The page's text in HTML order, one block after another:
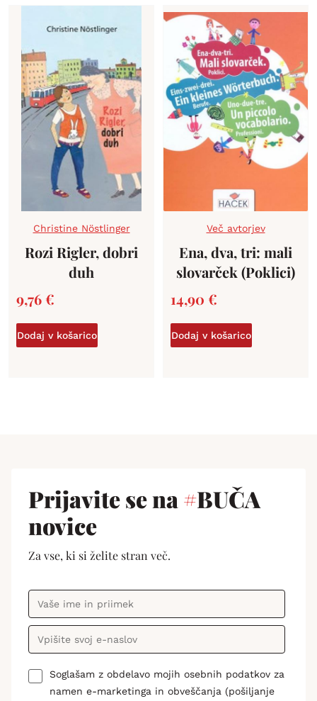
Christine Nöstlinger
Rozi Rigler, dobri
duh
9,76€
Dodaj v košarico
Več avtorjev
Ena, dva, tri: mali
slovarček (Poklici)
14,90 €
Dodaj v košarico
Prijavite se na#BUČA
novice
Za vse, ki si želite stran več.
Soglašam z obdelavo mojih osebnih podatkov za
namen e-marketinga in obveščanja (pošiljanje